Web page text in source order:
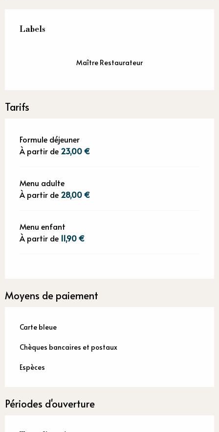
Labels
Labels
Maître Restaurateur
Tarifs
Formule déjeuner
À partir de 23,00 €
Menu adulte
À partir de 28,00 €
Menu enfant
À partir de 11,90 €
Moyens de paiement
Carte bleue
Chèques bancaires et postaux
Espèces
Périodes d'ouverture